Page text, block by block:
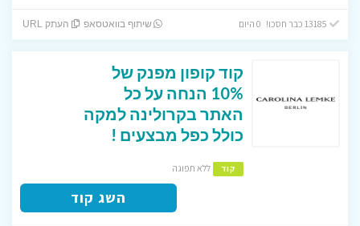
שיתוף בוואטסאפ העתק URL
קוד קופון מפנק של
10% הנחה על כל
האתר בקרולינה למקה
כולל כפל מבצעים !
קוד ללא תפוגה
השג קוד